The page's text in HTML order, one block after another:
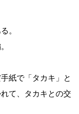
。
紙で「タカキ」と
て、タカキとの交